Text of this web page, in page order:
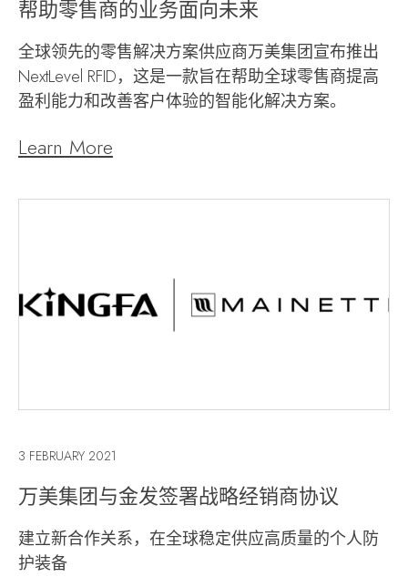
帮助零售商的业务面向未来
全球领先的零售解决方案供应商万美集团宣布推出
NextLevel RFID，这是一款旨在帮助全球零售商提高
盈利能力和改善客户体验的智能化解决方案。
Learn More
3 FEBRUARY 2021
万美集团与金发签署战略经销商协议
建立新合作关系，在全球稳定供应高质量的个人防
护装备